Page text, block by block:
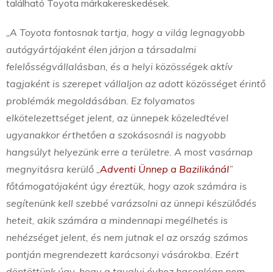
található Toyota márkakereskedések.
„A Toyota fontosnak tartja, hogy a világ legnagyobb
autógyártójaként élen járjon a társadalmi
felelősségvállalásban, és a helyi közösségek aktív
tagjaként is szerepet vállaljon az adott közösséget érintő
problémák megoldásában. Ez folyamatos
elkötelezettséget jelent, az ünnepek közeledtével
ugyanakkor érthetően a szokásosnál is nagyobb
hangsúlyt helyezünk erre a területre. A most vasárnap
megnyitásra kerülő „ Adventi Ünnep a Bazilikánál”
főtámogatójaként úgy éreztük, hogy azok számára is
segítenünk kell szebbé varázsolni az ünnepi készülődés
heteit, akik számára a mindennapi megélhetés is
nehézséget jelent, és nem jutnak el az ország számos
pontján megrendezett karácsonyi vásárokba. Ezért